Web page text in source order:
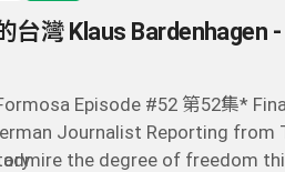
Episode #52 第52集*
Journalist Reporting from
admire the degree of freedom